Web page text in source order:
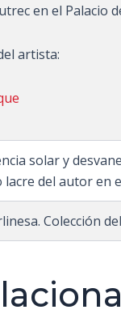
en el Palacio
artista:
solar y
lacre del autor en
Colección